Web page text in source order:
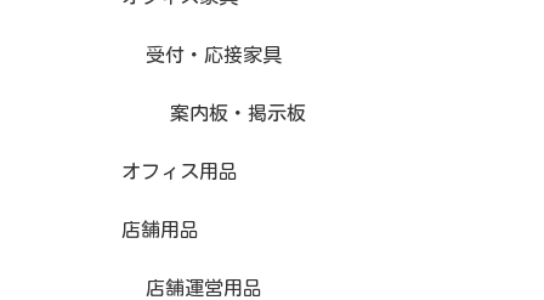
受付・応接家具
案内板・掲示板
オフィス用品
店舗用品
店舗運営用品